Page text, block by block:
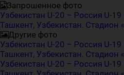
Запрошенное фото
Узбекистан U-20 – Россия U-
Ташкент, Узбекистан. Стадион
Другие фото
Узбекистан U-20 – Россия U-
Ташкент, Узбекистан. Стадион
Узбекистан U-20 – Россия U-